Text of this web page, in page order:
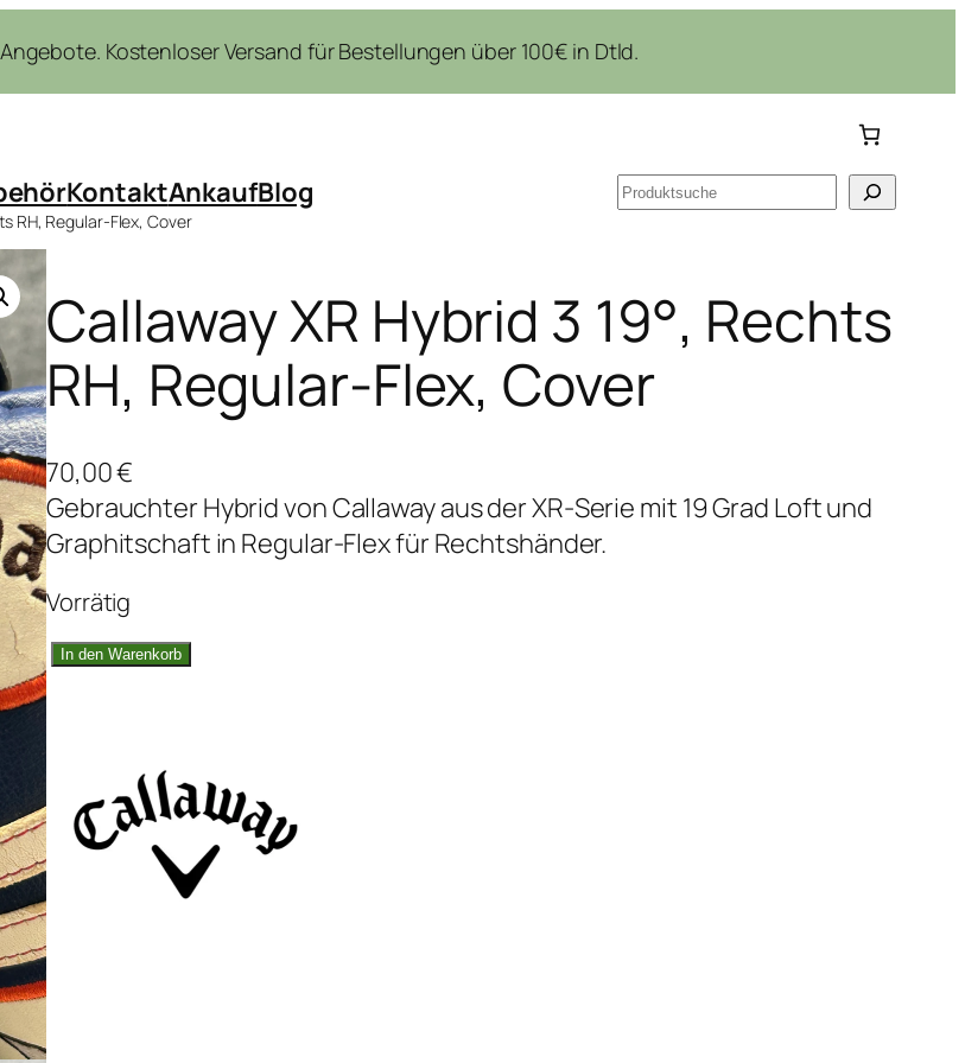
Kostenloser Versand für Bestellungen über 100€ in Dtld.
KontaktAnkaufBlog Suchen
RH, Regular-Flex, Cover
Callaway XR Hybrid 3 19°, Rechts
RH, Regular-Flex, Cover
70,00€
Gebrauchter Hybrid von Callaway aus der XR-Serie mit 19 Grad Loft und
Graphitschaft in Regular-Flex für Rechtshänder.
Vorrätig
C
a
a
w
a
y
X
R
y
In den Warenkorb